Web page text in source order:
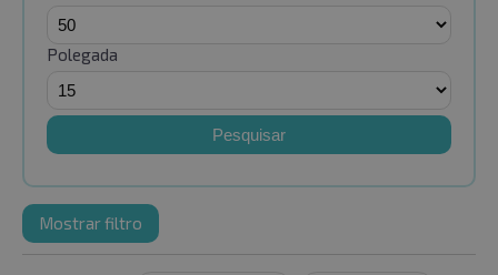
Polegada
Pesquisar
Mostrar filtro